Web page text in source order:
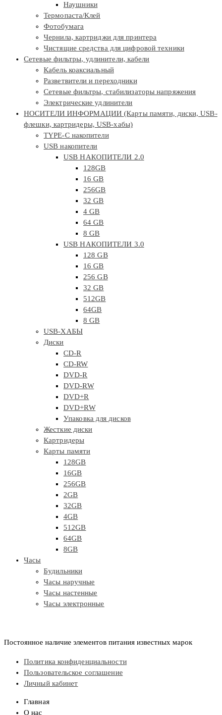
Наушники
Термопаста/Клей
Фотобумага
Чернила, картриджи для принтера
Чистящие средства для цифровой техники
Сетевые фильтры, удлинители, кабели
Кабель коаксиальный
Разветвители и переходники
Сетевые фильтры, стабилизаторы напряжения
Электрические удлинители
НОСИТЕЛИ ИНФОРМАЦИИ (Карты памяти, диски, USB-
флешки, картридеры, USB-хабы)
TYPE-C накопители
USB накопители
USB НАКОПИТЕЛИ 2.0
128GB
16 GB
256GB
32 GB
4 GB
64 GB
8 GB
USB НАКОПИТЕЛИ 3.0
128 GB
16 GB
256 GB
32 GB
512GB
64GB
8 GB
USB-ХАБЫ
Диски
CD-R
CD-RW
DVD-R
DVD-RW
DVD+R
DVD+RW
Упаковка для дисков
Жесткие диски
Картридеры
Карты памяти
128GB
16GB
256GB
2GB
32GB
4GB
512GB
64GB
8GB
Часы
Будильники
Часы наручные
Часы настенные
Часы электронные
Постоянное наличие элементов питания известных марок
Политика конфиденциальности
Пользовательское соглашение
Личный кабинет
Главная
О нас